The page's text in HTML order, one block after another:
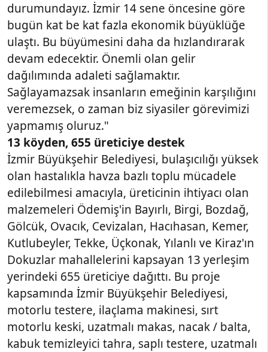
durumundayız. İzmir 14 sene öncesine göre
bugün kat be kat fazla ekonomik büyüklüğe
ulaştı. Bu büyümesini daha da hızlandırarak
devam edecektir. Önemli olan gelir
dağılımında adaleti sağlamaktır.
Sağlayamazsak insanların emeğinin karşılığını
veremezsek, o zaman biz siyasiler görevimizi
yapmamış oluruz."
13 köyden, 655 üreticiye destek
İzmir Büyükşehir Belediyesi, bulaşıcılığı yüksek
olan hastalıkla havza bazlı toplu mücadele
edilebilmesi amacıyla, üreticinin ihtiyacı olan
malzemeleri Ödemiş'in Bayırlı, Birgi, Bozdağ,
Gölcük, Ovacık, Cevizalan, Hacıhasan, Kemer,
Kutlubeyler, Tekke, Üçkonak, Yılanlı ve Kiraz'ın
Dokuzlar mahallelerini kapsayan 13 yerleşim
yerindeki 655 üreticiye dağıttı. Bu proje
kapsamında İzmir Büyükşehir Belediyesi,
motorlu testere, ilaçlama makinesi, sırt
motorlu keski, uzatmalı makas, nacak / balta,
kabuk temizleyici tahra, saplı testere, uzatmalı